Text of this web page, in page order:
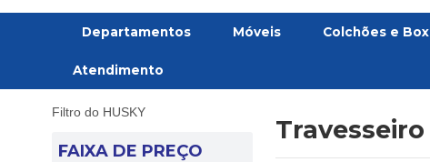
Departamentos Móveis Colchões e Box
Atendimento
Travesseiro
Filtro do HUSKY
FAIXA DE PREÇO